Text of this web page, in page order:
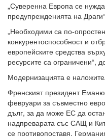
„Суверенна Европа се
предупрежденията на
„Необходими са по-
конкурентоспособност и
европейските средства
ресурсите са ограничени“,
Модернизацията е
Френският президент
февруари за съвместно
дълг, за да може ЕС да
надпреварата със САЩ и
се противопоставя.